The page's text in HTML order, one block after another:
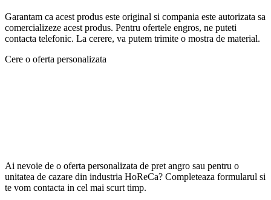
Garantam ca acest produs este original si compania este autorizata sa
comercializeze acest produs. Pentru ofertele engros, ne puteti
contacta telefonic. La cerere, va putem trimite o mostra de material.
Cere o oferta personalizata
Ai nevoie de o oferta personalizata de pret angro sau pentru o
unitatea de cazare din industria HoReCa? Completeaza formularul si
te vom contacta in cel mai scurt timp.